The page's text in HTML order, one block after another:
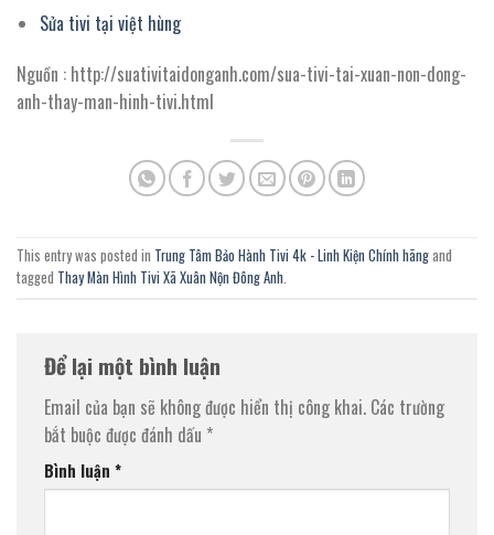
Sửa tivi tại việt hùng
Nguồn : http://suativitaidonganh.com/sua-tivi-tai-xuan-non-dong-
anh-thay-man-hinh-tivi.html
This entry was posted in Trung Tâm Bảo Hành Tivi 4k - Linh Kiện Chính hãngand
tagged Thay Màn Hình Tivi Xã Xuân Nộn Đông Anh.
Để lại một bình luận
Email của bạn sẽ không được hiển thị công khai. Các trường
bắt buộc được đánh dấu *
Bình luận *